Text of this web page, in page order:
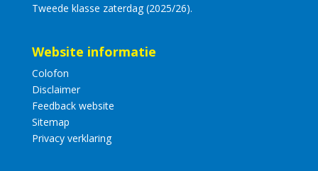
Tweede klasse zaterdag (2025/26).
Website informatie
Colofon
Disclaimer
Feedback website
Sitemap
Privacy verklaring